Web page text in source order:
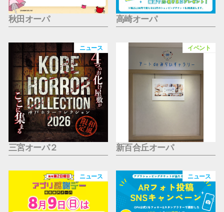
秋田オーパ 高崎オーパ
ニュース
三宮オーパ２
イベント
新百合丘オーパ
ニュース ニュース